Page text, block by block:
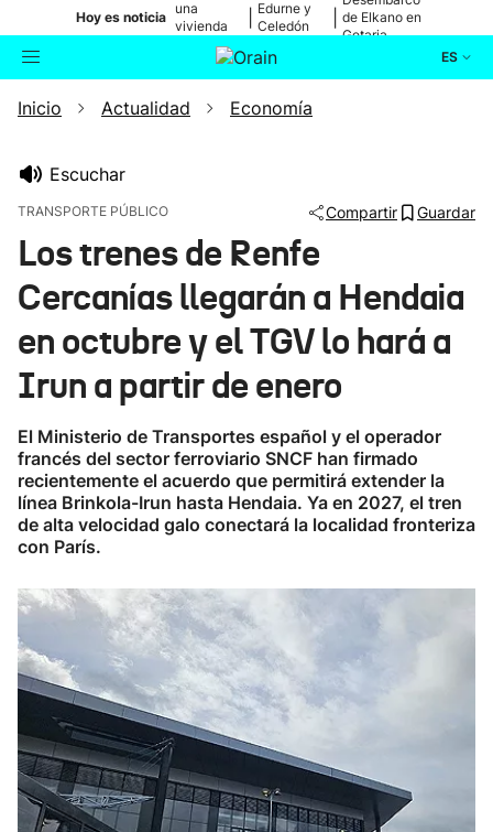
Hoy es noticia
una
vivienda
de Bilbao
Edurne y
Celedón
de Elkano en
Getaria
ES
Buscador Actualidad
Ikusmiran
Eguraldia
Inicio Actualidad Economía
Escuchar
TRANSPORTE PÚBLICO Compartir Guardar
Los trenes de Renfe
Cercanías llegarán a Hendaia
en octubre y el TGV lo hará a
Irun a partir de enero
El Ministerio de Transportes español y el operador
francés del sector ferroviario SNCF han firmado
recientemente el acuerdo que permitirá extender la
línea Brinkola-Irun hasta Hendaia. Ya en 2027, el tren
de alta velocidad galo conectará la localidad fronteriza
con París.